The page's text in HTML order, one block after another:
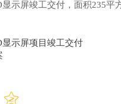
示屏竣工交付，面积235平
显示屏项目竣工交付